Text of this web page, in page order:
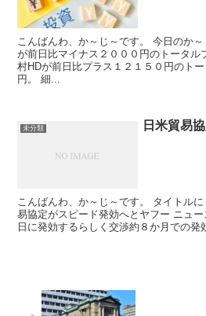
こんばんわ、か～じ～です。 今日のか
が前日比マイナス２０００円のトータル
村HDが前日比プラス１２１５０円のト
円。 細...
未分類 日米貿易
こんばんわ、か～じ～です。 タイトル
易協定がスピード発効へとヤフー ニュ
日に発効するらしく交渉約８か月での発